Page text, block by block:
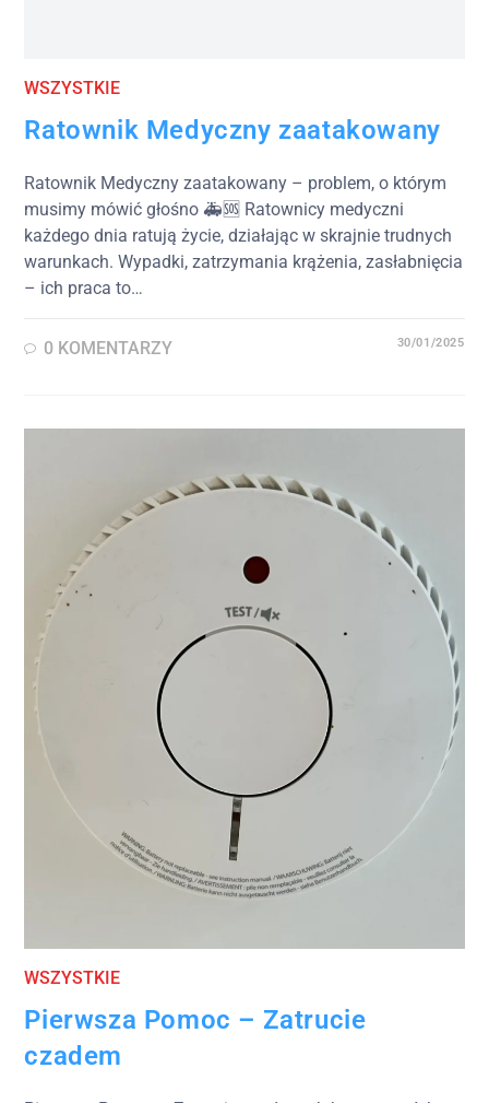
WSZYSTKIE
Ratownik Medyczny zaatakowany
Ratownik Medyczny zaatakowany – problem, o którym
musimy mówić głośno 🚑🆘 Ratownicy medyczni
każdego dnia ratują życie, działając w skrajnie trudnych
warunkach. Wypadki, zatrzymania krążenia, zasłabnięcia
– ich praca to…
0 KOMENTARZY 30/01/2025
WSZYSTKIE
Pierwsza Pomoc – Zatrucie
czadem